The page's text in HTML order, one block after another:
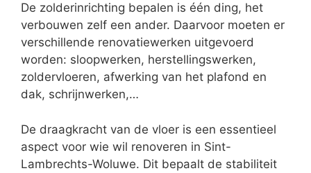
De zolderinrichting bepalen is één ding, het
verbouwen zelf een ander. Daarvoor moeten er
verschillende renovatiewerken uitgevoerd
worden: sloopwerken, herstellingswerken,
zoldervloeren, afwerking van het plafond en
dak, schrijnwerken,…
De draagkracht van de vloer is een essentieel
aspect voor wie wil renoveren in Sint-
Lambrechts-Woluwe. Dit bepaalt de stabiliteit